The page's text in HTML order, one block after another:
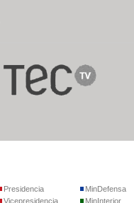
Presidencia
Vicepresidencia
MinDefensa
MinInterior